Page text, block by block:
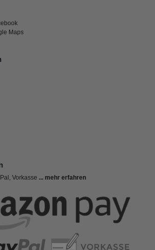
Maps
Vorkasse ... mehr erfahren